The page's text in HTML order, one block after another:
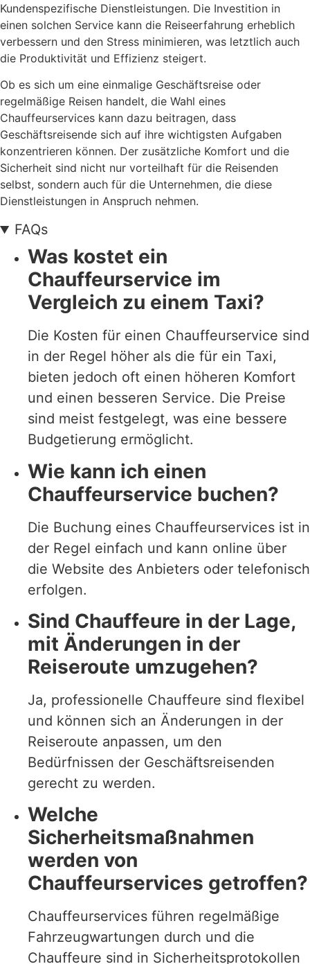
Kundenspezifische Dienstleistungen. Die Investition in
einen solchen Service kann die Reiseerfahrung erheblich
verbessern und den Stress minimieren, was letztlich auch
die Produktivität und Effizienz steigert.
Ob es sich um eine einmalige Geschäftsreise oder
regelmäßige Reisen handelt, die Wahl eines
Chauffeurservices kann dazu beitragen, dass
Geschäftsreisende sich auf ihre wichtigsten Aufgaben
konzentrieren können. Der zusätzliche Komfort und die
Sicherheit sind nicht nur vorteilhaft für die Reisenden
selbst, sondern auch für die Unternehmen, die diese
Dienstleistungen in Anspruch nehmen.
FAQs
Was kostet ein
Chauffeurservice im
Vergleich zu einem Taxi?
Die Kosten für einen Chauffeurservice sind
in der Regel höher als die für ein Taxi,
bieten jedoch oft einen höheren Komfort
und einen besseren Service. Die Preise
sind meist festgelegt, was eine bessere
Budgetierung ermöglicht.
Wie kann ich einen
Chauffeurservice buchen?
Die Buchung eines Chauffeurservices ist in
der Regel einfach und kann online über
die Website des Anbieters oder telefonisch
erfolgen.
Sind Chauffeure in der Lage,
mit Änderungen in der
Reiseroute umzugehen?
Ja, professionelle Chauffeure sind flexibel
und können sich an Änderungen in der
Reiseroute anpassen, um den
Bedürfnissen der Geschäftsreisenden
gerecht zu werden.
Welche
Sicherheitsmaßnahmen
werden von
Chauffeurservices getroffen?
Chauffeurservices führen regelmäßige
Fahrzeugwartungen durch und die
Chauffeure sind in Sicherheitsprotokollen